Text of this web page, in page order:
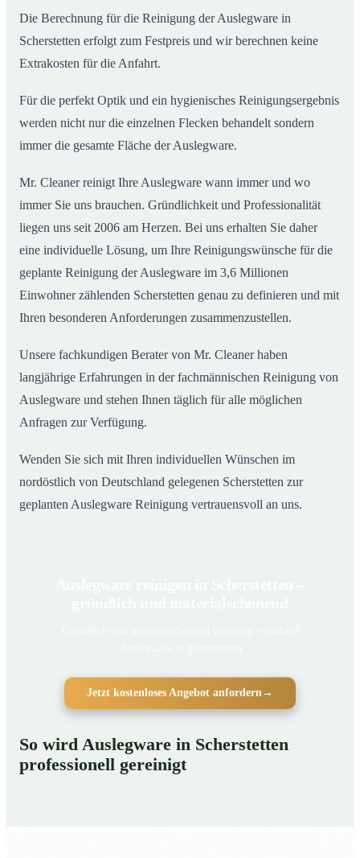
Die Berechnung für die Reinigung der Auslegware in
Scherstetten erfolgt zum Festpreis und wir berechnen keine
Extrakosten für die Anfahrt.
Für die perfekt Optik und ein hygienisches Reinigungsergebnis
werden nicht nur die einzelnen Flecken behandelt sondern
immer die gesamte Fläche der Auslegware.
Mr. Cleaner reinigt Ihre Auslegware wann immer und wo
immer Sie uns brauchen. Gründlichkeit und Professionalität
liegen uns seit 2006 am Herzen. Bei uns erhalten Sie daher
eine individuelle Lösung, um Ihre Reinigungswünsche für die
geplante Reinigung der Auslegware im 3,6 Millionen
Einwohner zählenden Scherstetten genau zu definieren und mit
Ihren besonderen Anforderungen zusammenzustellen.
Unsere fachkundigen Berater von Mr. Cleaner haben
langjährige Erfahrungen in der fachmännischen Reinigung von
Auslegware und stehen Ihnen täglich für alle möglichen
Anfragen zur Verfügung.
Wenden Sie sich mit Ihren individuellen Wünschen im
nordöstlich von Deutschland gelegenen Scherstetten zur
geplanten Auslegware Reinigung vertrauensvoll an uns.
Jetzt kostenloses Angebot anfordern→
So wird Auslegware in Scherstetten
professionell gereinigt